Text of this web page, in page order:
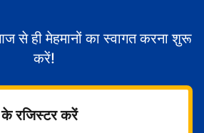
ही मेहमानों का स्वागत करना शुरू
करें!
के रजिस्टर करें